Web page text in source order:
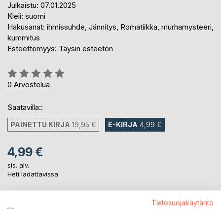
Julkaistu: 07.01.2025
Kieli: suomi
Hakusanat: ihmissuhde, Jännitys, Romatiikka, murhamysteeri,
kummitus
Esteettömyys: Täysin esteetön
Arvostelu::
0%
0 Arvostelua
Saatavilla::
PAINETTU KIRJA 19,95 € E-KIRJA 4,99 €
4,99 €
sis. alv.
Heti ladattavissa
Tietosuojakäytäntö